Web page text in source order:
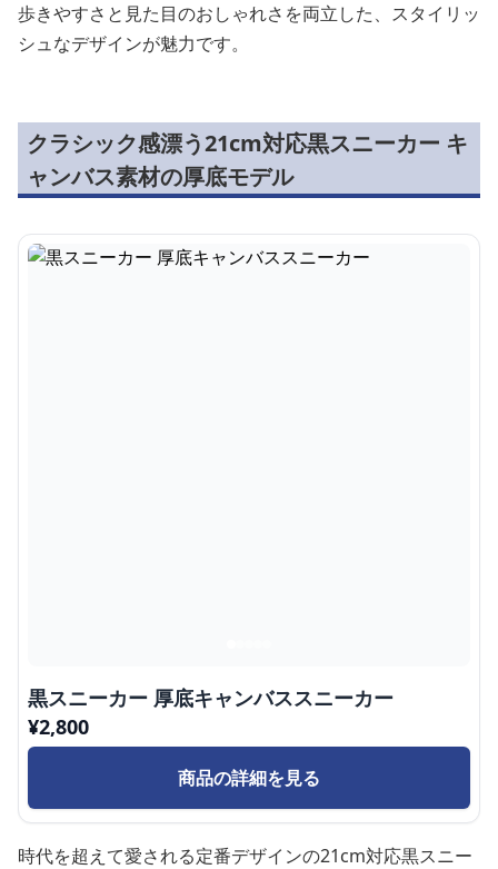
歩きやすさと見た目のおしゃれさを両立した、スタイリッ
シュなデザインが魅力です。
クラシック感漂う21cm対応黒スニーカー キ
ャンバス素材の厚底モデル
黒スニーカー 厚底キャンバススニーカー
¥2,800
商品の詳細を見る
時代を超えて愛される定番デザインの21cm対応黒スニー